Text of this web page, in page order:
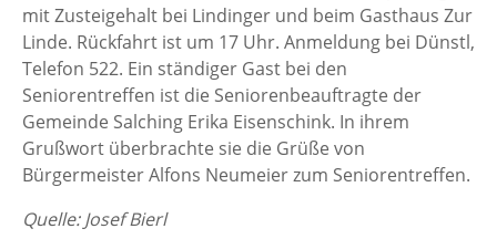
mit Zusteigehalt bei Lindinger und beim Gasthaus Zur
Linde. Rückfahrt ist um 17 Uhr. Anmeldung bei Dünstl,
Telefon 522. Ein ständiger Gast bei den
Seniorentreffen ist die Seniorenbeauftragte der
Gemeinde Salching Erika Eisenschink. In ihrem
Grußwort überbrachte sie die Grüße von
Bürgermeister Alfons Neumeier zum Seniorentreffen.
Quelle: Josef Bierl